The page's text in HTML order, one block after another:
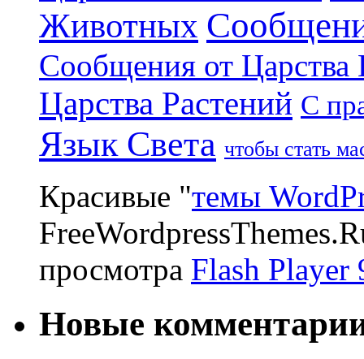
Животных
Сообщения от Царства
Царства Растений С
Язык Света чтобы стать
Красивые "темы
просмотра Flash Player
Новые